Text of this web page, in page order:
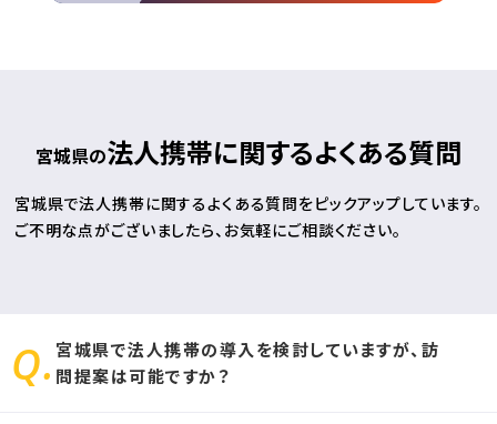
宮城県の法人携帯に関するよくある質問
宮城県で法人携帯に関するよくある質問をピックアップしています。
ご不明な点がございましたら、お気軽にご相談ください。
宮城県で法人携帯の導入を検討していますが、訪
問提案は可能ですか？